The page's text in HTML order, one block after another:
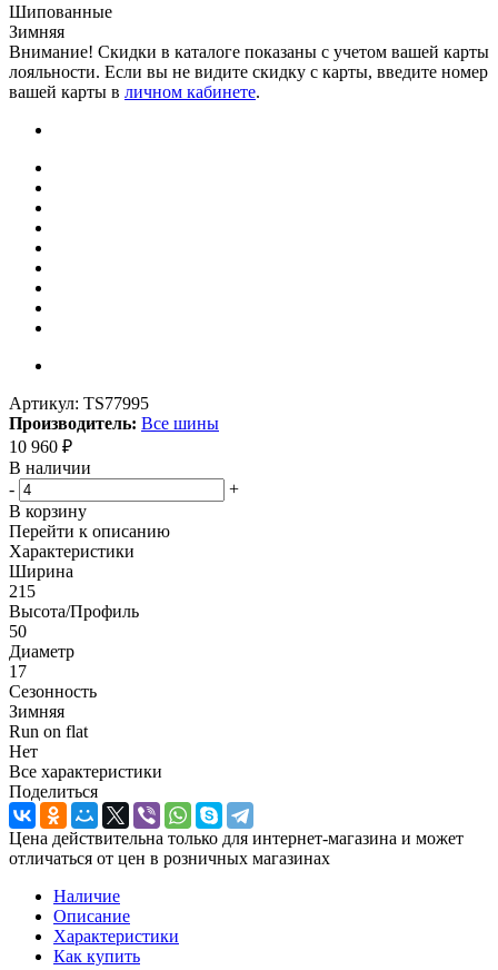
Шипованные
Зимняя
Внимание! Скидки в каталоге показаны с учетом вашей карты
лояльности. Если вы не видите скидку с карты, введите номер
вашей карты в личном кабинете.
Артикул: TS77995
Производитель: Все шины
10 960 ₽
В наличии
-
+
В корзину
Перейти к описанию
Характеристики
Ширина
215
Высота/Профиль
50
Диаметр
17
Сезонность
Зимняя
Run on flat
Нет
Все характеристики
Поделиться
Цена действительна только для интернет-магазина и может
отличаться от цен в розничных магазинах
Наличие
Описание
Характеристики
Как купить